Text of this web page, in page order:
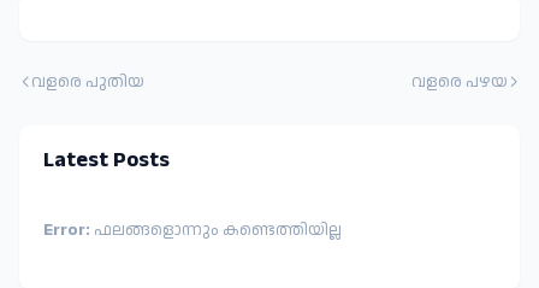
വളരെ പുതിയ വളരെ പഴയ
Latest Posts
Error: ഫലങ്ങളൊന്നും കണ്ടെത്തിയില്ല